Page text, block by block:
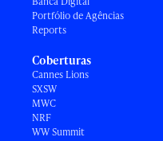
Portfólio de Agências
Reports
Coberturas
Cannes Lions
SXSW
MWC
NRF
WW Summit